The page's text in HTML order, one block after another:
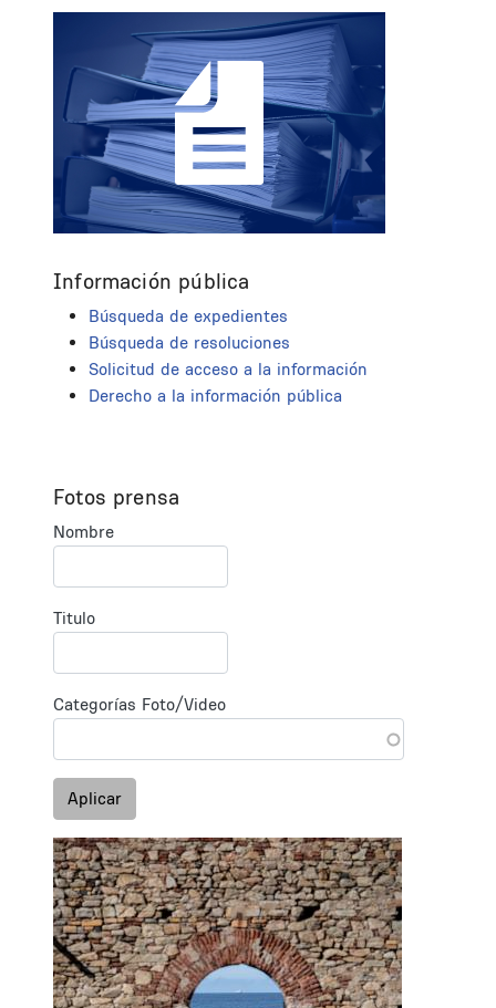
Información pública
Búsqueda de expedientes
Búsqueda de resoluciones
Solicitud de acceso a la información
Derecho a la información pública
Fotos prensa
Nombre
Titulo
Categorías Foto/Video
Aplicar